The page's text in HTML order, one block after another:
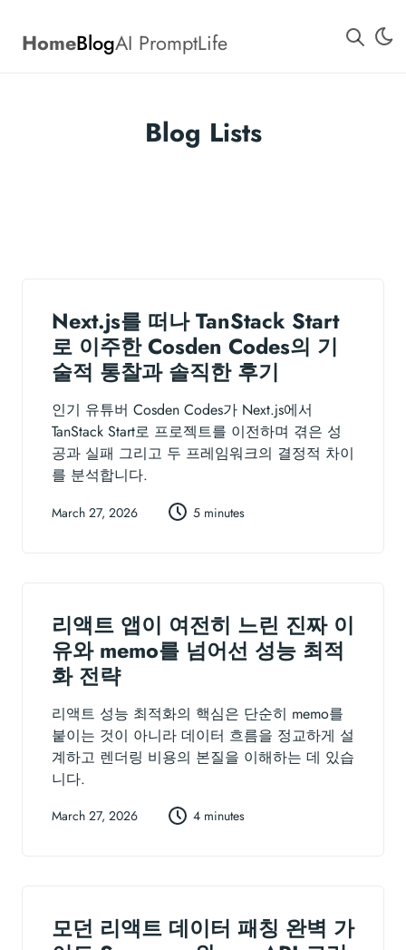
HomeBlogAI PromptLife
Blog Lists
Next.js를 떠나 TanStack Start
로 이주한 Cosden Codes의 기
술적 통찰과 솔직한 후기
인기 유튜버 Cosden Codes가 Next.js에서
TanStack Start로 프로젝트를 이전하며 겪은 성
공과 실패 그리고 두 프레임워크의 결정적 차이
를 분석합니다.
March 27, 2026 5 minutes
리액트 앱이 여전히 느린 진짜 이
유와 memo를 넘어선 성능 최적
화 전략
리액트 성능 최적화의 핵심은 단순히 memo를
붙이는 것이 아니라 데이터 흐름을 정교하게 설
계하고 렌더링 비용의 본질을 이해하는 데 있습
니다.
March 27, 2026 4 minutes
모던 리액트 데이터 패칭 완벽 가